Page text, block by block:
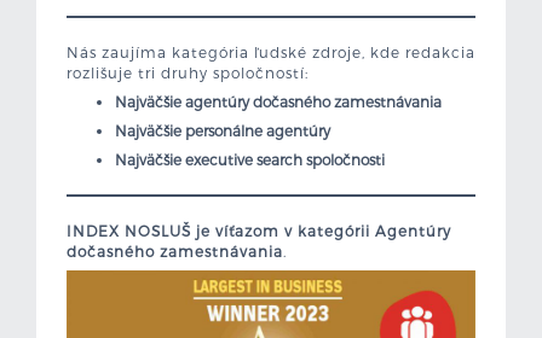
Kontakt
Nás zaujíma kategória ľudské zdroje, kde redakcia
rozlišuje tri druhy spoločností:
Najväčšie agentúry dočasného zamestnávania
Najväčšie personálne agentúry
Najväčšie executive search spoločnosti
INDEX NOSLUŠ je víťazom v kategórii Agentúry
dočasného zamestnávania